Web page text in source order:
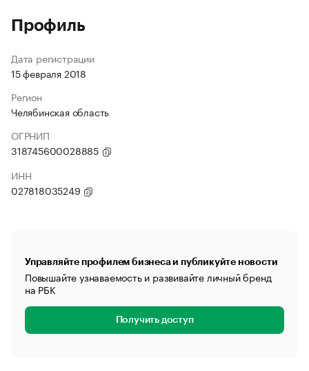
Профиль
Дата регистрации
15 февраля 2018
Регион
Челябинская область
ОГРНИП
318745600028885
ИНН
027818035249
Управляйте профилем бизнеса и публикуйте новости
Повышайте узнаваемость и развивайте личный бренд
на РБК
Получить доступ